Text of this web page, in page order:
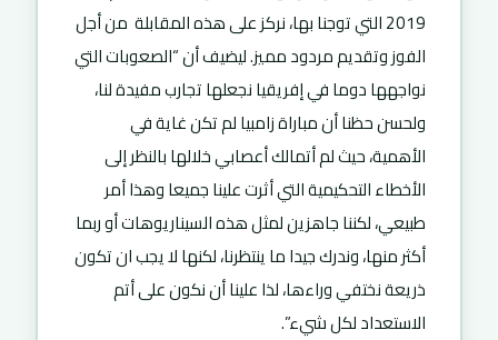
2019 التي توجنا بها، نركز على هذه المقابلة من أجل
الفوز وتقديم مردود مميز. ليضيف أن “الصعوبات التي
نواجهها دوما في إفريقيا نجعلها تجارب مفيدة لنا،
ولحسن حظنا أن مباراة زامبيا لم تكن غاية في
الأهمية، حيث لم أتمالك أعصابي خلالها بالنظر إلى
الأخطاء التحكيمية التي أثرت علينا جميعا وهذا أمر
طبيعي، لكننا جاهزين لمثل هذه السيناريوهات أو ربما
أكثر منها، وندرك جيدا ما ينتظرنا، لكنها لا يجب ان تكون
ذريعة نختفي وراءها، لذا علينا أن نكون على أتم
الاستعداد لكل شيء”.